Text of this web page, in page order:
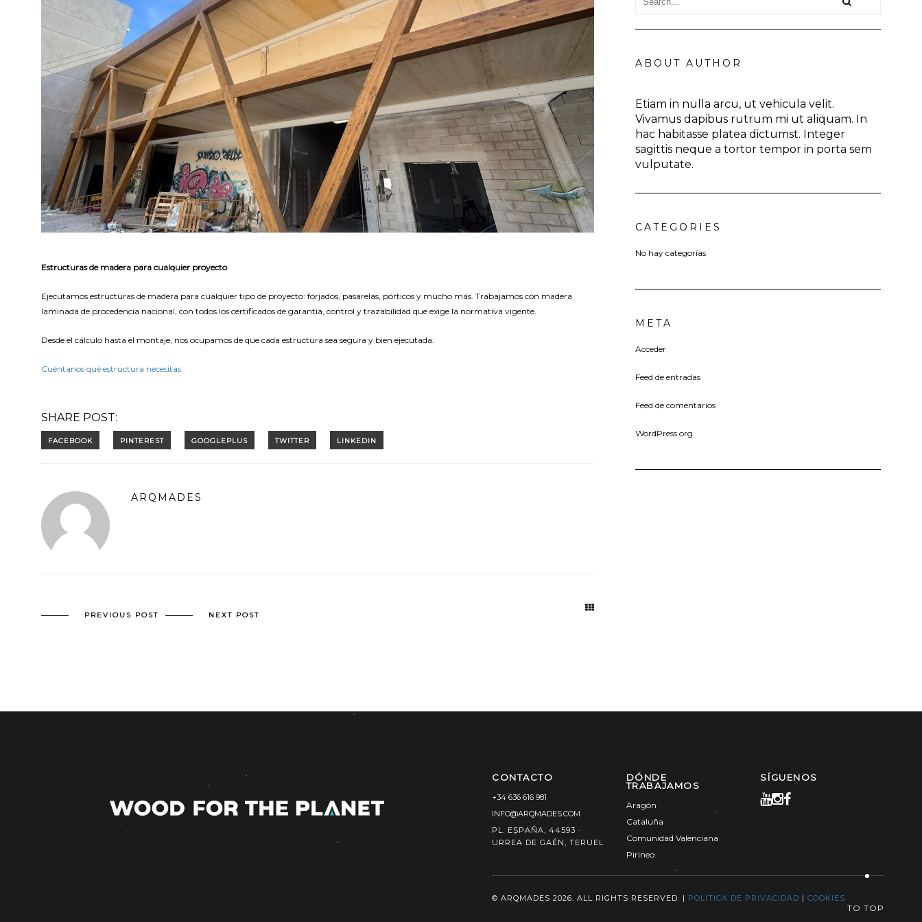
Estructuras de madera para cualquier proyecto
Ejecutamos estructuras de madera para cualquier tipo de proyecto: forjados, pasarelas, pórticos y mucho más. Trabajamos con madera
laminada de procedencia nacional, con todos los certificados de garantía, control y trazabilidad que exige la normativa vigente.
Desde el cálculo hasta el montaje, nos ocupamos de que cada estructura sea segura y bien ejecutada.
Cuéntanos qué estructura necesitas
SHARE POST:
ARQMADES
PREVIOUS POST NEXT POST
ABOUT AUTHOR
Etiam in nulla arcu, ut vehicula velit.
Vivamus dapibus rutrum mi ut aliquam. In
hac habitasse platea dictumst. Integer
sagittis neque a tortor tempor in porta sem
vulputate.
CATEGORIES
No hay categorías
META
Acceder
Feed de entradas
Feed de comentarios
WordPress.org
CONTACTO
+34 636 616 981
INFO@ARQMADES.COM
PL. ESPAÑA, 44593 ·
URREA DE GAÉN, TERUEL
DÓNDE
TRABAJAMOS
Aragón
Cataluña
Comunidad Valenciana
Pirineo
SÍGUENOS
© ARQMADES 2026. ALL RIGHTS RESERVED. | POLÍTICA DE PRIVACIDAD | COOKIES
TO TOP